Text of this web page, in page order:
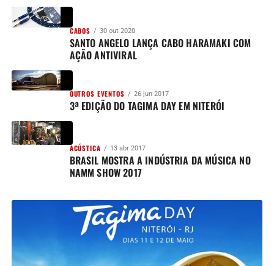
CABOS 30 out 2020
SANTO ANGELO LANÇA CABO HARAMAKI COM
AÇÃO ANTIVIRAL
OUTROS EVENTOS 26 jun 2017
3ª EDIÇÃO DO TAGIMA DAY EM NITERÓI
ACÚSTICA 13 abr 2017
BRASIL MOSTRA A INDÚSTRIA DA MÚSICA NO
NAMM SHOW 2017